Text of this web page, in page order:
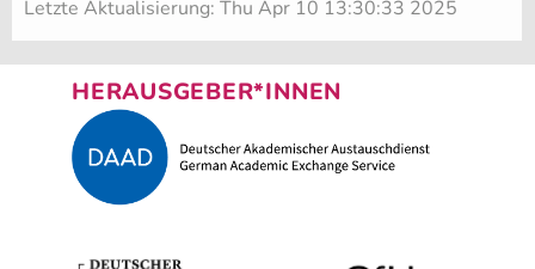
Letzte Aktualisierung: Thu Apr 10 13:30:33 2025
HERAUSGEBER*INNEN